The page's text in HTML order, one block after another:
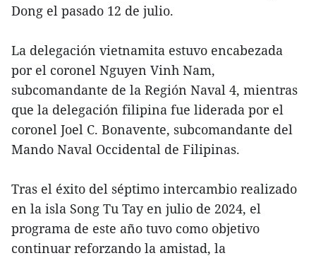
Dong el pasado 12 de julio.
La delegación vietnamita estuvo encabezada
por el coronel Nguyen Vinh Nam,
subcomandante de la Región Naval 4, mientras
que la delegación filipina fue liderada por el
coronel Joel C. Bonavente, subcomandante del
Mando Naval Occidental de Filipinas.
Tras el éxito del séptimo intercambio realizado
en la isla Song Tu Tay en julio de 2024, el
programa de este año tuvo como objetivo
continuar reforzando la amistad, la